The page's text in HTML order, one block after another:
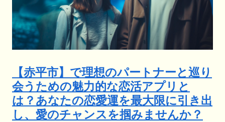
【赤平市】で理想のパートナーと巡り
会うための魅力的な恋活アプリと
は？あなたの恋愛運を最大限に引き出
し、愛のチャンスを掴みませんか？